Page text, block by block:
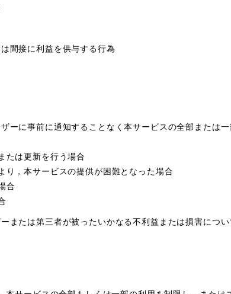
間接に利益を供与する行為
ーに事前に通知することなく本サービスの全部または
たは更新を行う場合
り，本サービスの提供が困難となった場合
合
または第三者が被ったいかなる不利益または損害につい